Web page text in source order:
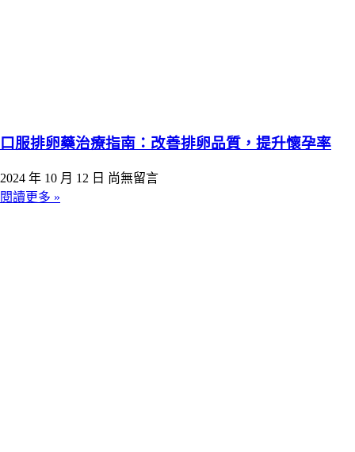
口服排卵藥治療指南：改善排卵品質，提升懷孕率
2024 年 10 月 12 日 尚無留言
閱讀更多 »